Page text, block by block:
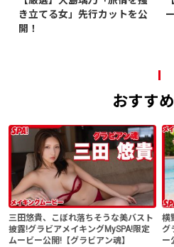
き立てる女」先行カットを公
開！
おすす
三田悠貴、こぼれ落ちそうな美バスト
披露!グラビアメイキングMySPA!限定
ムービー公開!【グラビアン魂】
横
グ
ー